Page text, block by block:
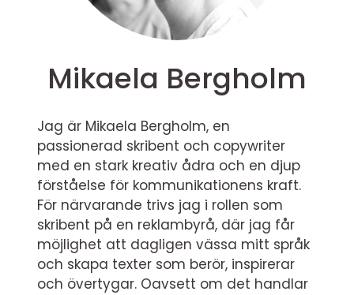
Mikaela Bergholm
Jag är Mikaela Bergholm, en
passionerad skribent och copywriter
med en stark kreativ ådra och en djup
förståelse för kommunikationens kraft.
För närvarande trivs jag i rollen som
skribent på en reklambyrå, där jag får
möjlighet att dagligen vässa mitt språk
och skapa texter som berör, inspirerar
och övertygar. Oavsett om det handlar